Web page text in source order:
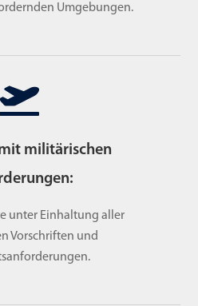
Umgebungen.
militärischen
unter Einhaltung aller
Vorschriften und